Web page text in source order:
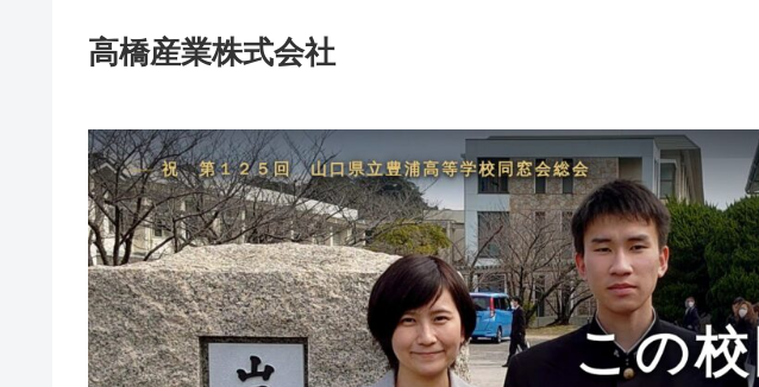
高橋産業株式会社